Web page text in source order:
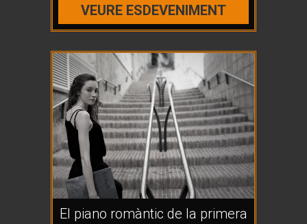
VEURE ESDEVENIMENT
El piano romàntic de la primera